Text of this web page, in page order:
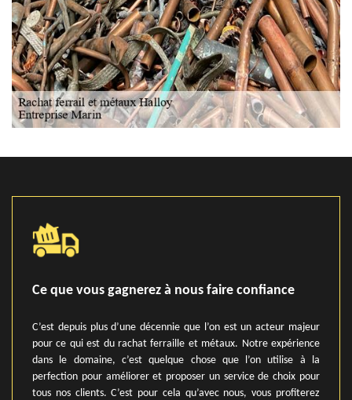
Ce que vous gagnerez à nous faire confiance
C’est depuis plus d’une décennie que l’on est un acteur majeur
pour ce qui est du rachat ferraille et métaux. Notre expérience
dans le domaine, c’est quelque chose que l’on utilise à la
perfection pour améliorer et proposer un service de choix pour
tous nos clients. C’est pour cela qu’avec nous, vous profiterez